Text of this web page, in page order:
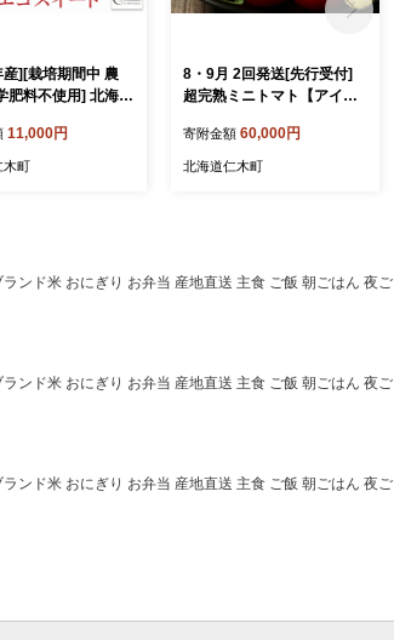
産][栽培期間中 農
肥料不使用] 北海道
箱 サイズ混
菜 やさい [Farm
11,000円
木町
8・9月 2回発送[先行受付]
超完熟ミニトマト【アイ
除草剤不使用 サイズ混載 ト
マト ミニトマト アイコ 野
寄附金額 60,000円
北海道仁木町
ンド米 おにぎり お弁当 産地直送 主食 ご飯 朝ごはん 夜ご
ンド米 おにぎり お弁当 産地直送 主食 ご飯 朝ごはん 夜ご
ンド米 おにぎり お弁当 産地直送 主食 ご飯 朝ごはん 夜ご